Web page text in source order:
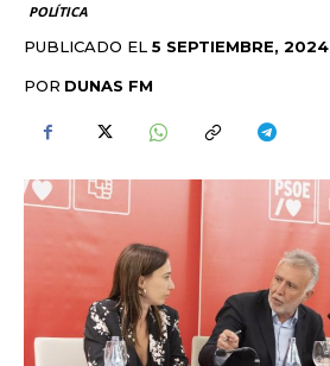
POLÍTICA
PUBLICADO EL 5 SEPTIEMBRE, 2024
POR DUNAS FM